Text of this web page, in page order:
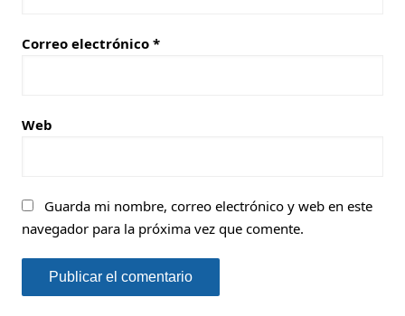
Correo electrónico *
Web
Guarda mi nombre, correo electrónico y web en este
navegador para la próxima vez que comente.